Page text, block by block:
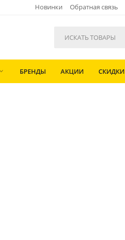
Новинки Обратная связь
 БРЕНДЫ АКЦИИ СКИДКИ